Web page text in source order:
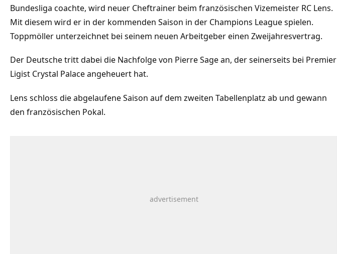
Bundesliga coachte, wird neuer Cheftrainer beim französischen Vizemeister RC Lens.
Mit diesem wird er in der kommenden Saison in der Champions League spielen.
Toppmöller unterzeichnet bei seinem neuen Arbeitgeber einen Zweijahresvertrag.
Der Deutsche tritt dabei die Nachfolge von Pierre Sage an, der seinerseits bei Premier
Ligist Crystal Palace angeheuert hat.
Lens schloss die abgelaufene Saison auf dem zweiten Tabellenplatz ab und gewann
den französischen Pokal.